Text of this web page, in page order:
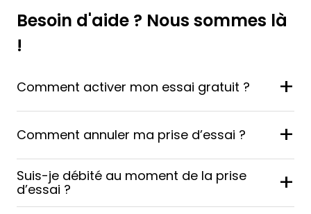
Besoin d'aide ? Nous sommes là
!
Comment activer mon essai gratuit ? +
Comment annuler ma prise d’essai ? +
Suis-je débité au moment de la prise
d’essai ?
+